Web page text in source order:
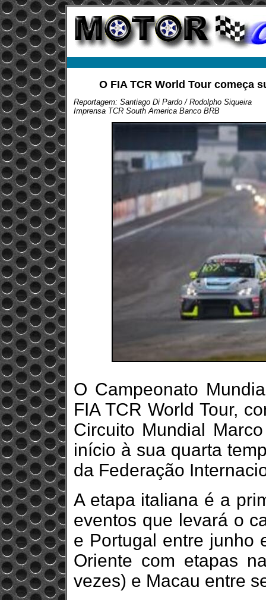
O FIA TCR World Tour começa
Reportagem: Santiago Di Pardo / Rodolpho Siqueira
Imprensa TCR South America Banco BRB
O Campeonato
FIA TCR World Tour,
Circuito Mundial
início à sua quarta
da Federação
A etapa italiana é a
eventos que levará o
e Portugal entre junho
Oriente com etapas
vezes) e Macau entre